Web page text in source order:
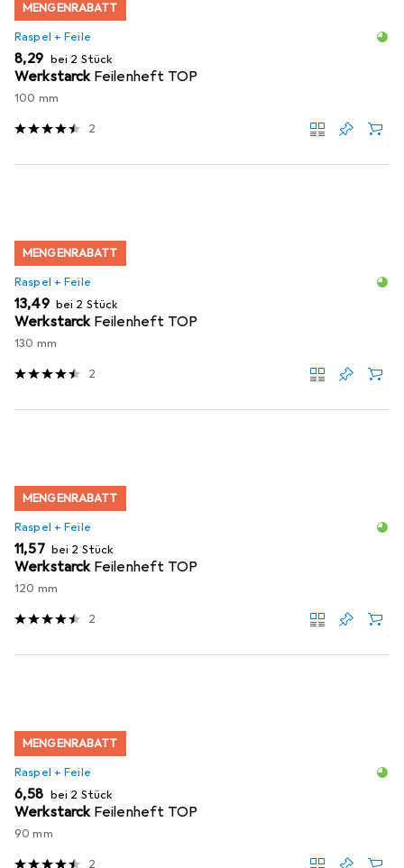
MENGENRABATT
Raspel + Feile
EUR
8,29 bei 2 Stück
Werkstarck Feilenheft TOP
100 mm
2
MENGENRABATT
Raspel + Feile
EUR
13,49 bei 2 Stück
Werkstarck Feilenheft TOP
130 mm
2
MENGENRABATT
Raspel + Feile
EUR
11,57 bei 2 Stück
Werkstarck Feilenheft TOP
120 mm
2
MENGENRABATT
Raspel + Feile
EUR
6,58 bei 2 Stück
Werkstarck Feilenheft TOP
90 mm
2